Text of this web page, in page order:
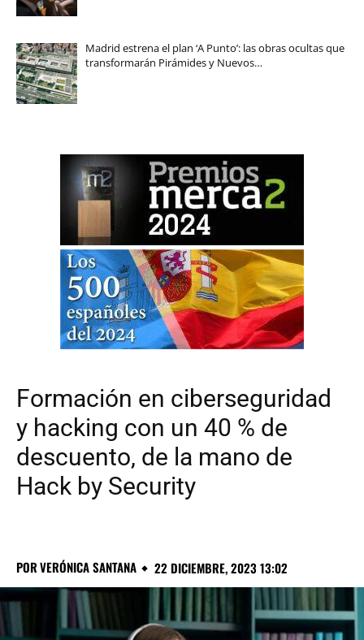
Madrid estrena el plan ‘A Punto’: las obras ocultas que
transformarán Pirámides y Nuevos…
Formación en ciberseguridad
y hacking con un 40 % de
descuento, de la mano de
Hack by Security
PORVERÓNICA SANTANA 22 DICIEMBRE, 2023 13:02